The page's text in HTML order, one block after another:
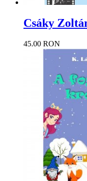
Csáky
45.00 RON